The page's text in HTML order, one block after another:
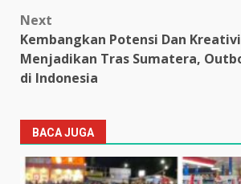
Next
Kembangkan Potensi Dan
Menjadikan Tras Sumatera,
di Indonesia
BACA JUGA